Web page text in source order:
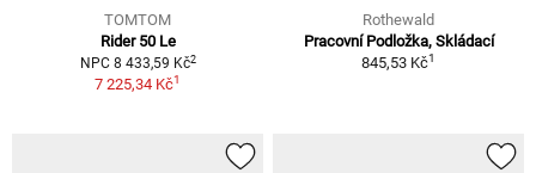
TOMTOM
Rider 50 Le
NPC 8 433,59 Kč2
7 225,34 Kč1
Rothewald
Pracovní Podložka, Skládací
845,53 Kč1